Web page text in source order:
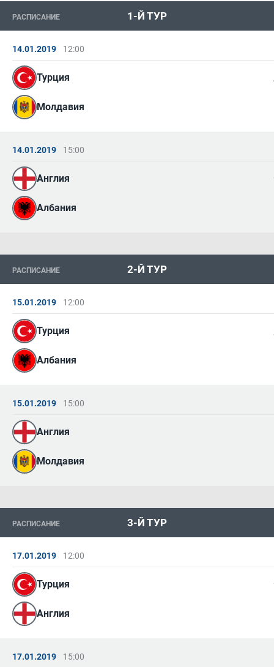
РАСПИСАНИЕ 1-Й ТУР
14.01.2019 12:00
Турция
Молдавия
14.01.2019 15:00
Англия
Албания
РАСПИСАНИЕ 2-Й ТУР
15.01.2019 12:00
Турция
Албания
15.01.2019 15:00
Англия
Молдавия
РАСПИСАНИЕ 3-Й ТУР
17.01.2019 12:00
Турция
Англия
17.01.2019 15:00